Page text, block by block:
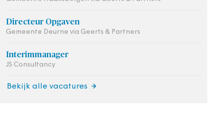
Directeur Opgaven
Gemeente Deurne via Geerts & Partners
Interimmanager
JS Consultancy
Bekijk alle vacatures